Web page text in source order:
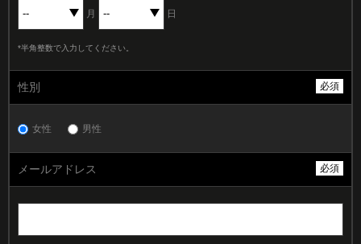
月 日
*半角整数で入力してください。
性別 必須
女性 男性
メールアドレス 必須